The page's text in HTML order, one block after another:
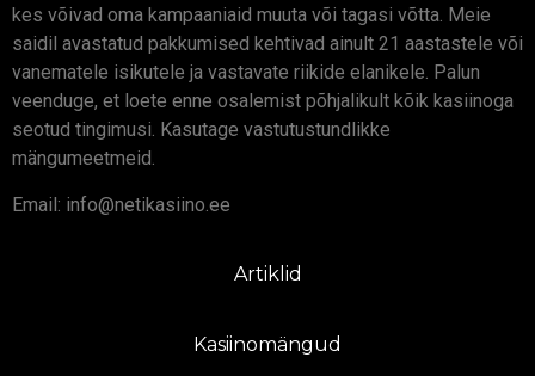
kes võivad oma kampaaniaid muuta või tagasi võtta. Meie
saidil avastatud pakkumised kehtivad ainult 21 aastastele või
vanematele isikutele ja vastavate riikide elanikele. Palun
veenduge, et loete enne osalemist põhjalikult kõik kasiinoga
seotud tingimusi. Kasutage vastutustundlikke
mängumeetmeid.
Email: info@netikasiino.ee
Artiklid
Kasiinomängud